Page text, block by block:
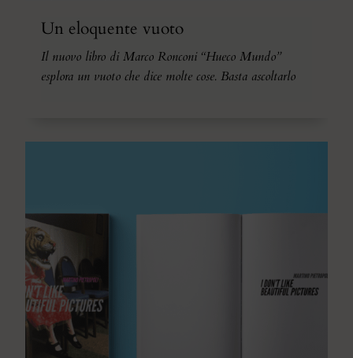
Un eloquente vuoto
Il nuovo libro di Marco Ronconi “Hueco Mundo”
esplora un vuoto che dice molte cose. Basta ascoltarlo